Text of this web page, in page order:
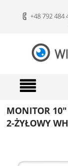
+48 792 484
MONITOR
2-ŻYŁOWY